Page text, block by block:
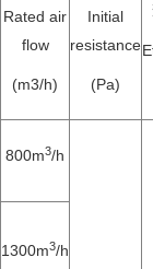
Rated air
flow
(m3/h)
Initial
resistance
(Pa)
800m3/h
1300m3/h